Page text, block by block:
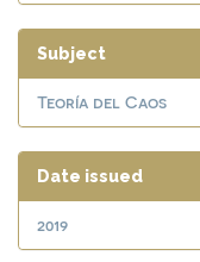
Subject
Teoría del Caos
Date issued
2019